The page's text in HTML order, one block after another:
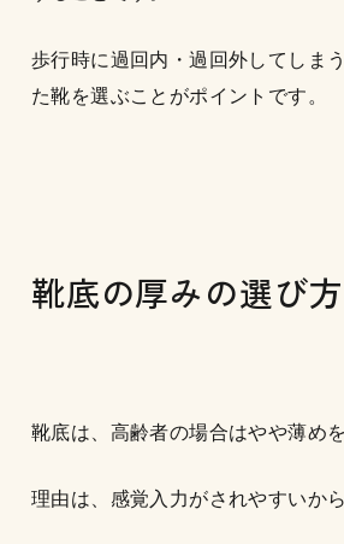
歩行時に過回内・過回外してしま
た靴を選ぶことがポイントです。
靴底の厚みの選び
靴底は、高齢者の場合はやや薄め
理由は、感覚入力がされやすいから